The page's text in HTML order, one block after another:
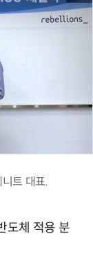
트 대표.
도체 적용 분